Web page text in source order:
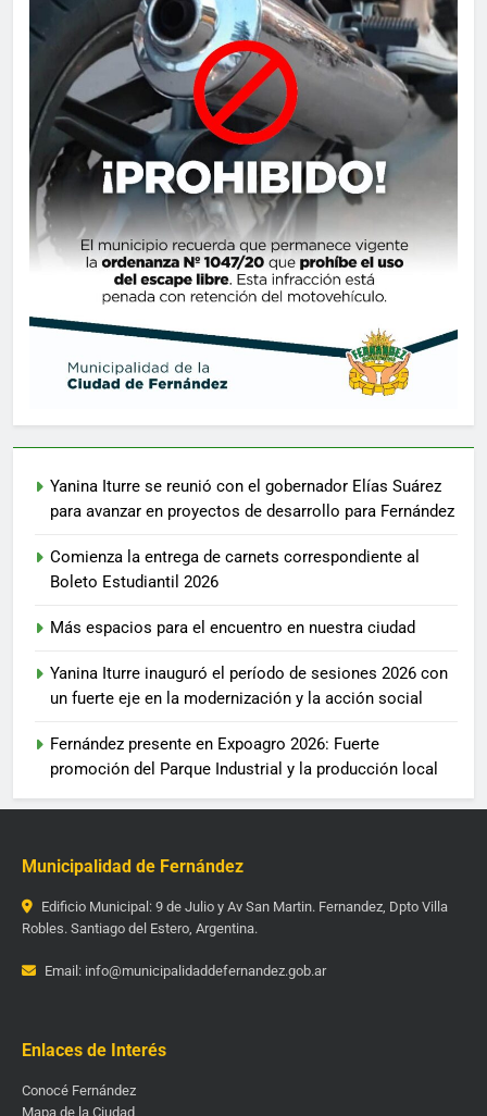
Yanina Iturre se reunió con el gobernador Elías Suárez
para avanzar en proyectos de desarrollo para Fernández
Comienza la entrega de carnets correspondiente al
Boleto Estudiantil 2026
Más espacios para el encuentro en nuestra ciudad
Yanina Iturre inauguró el período de sesiones 2026 con
un fuerte eje en la modernización y la acción social
Fernández presente en Expoagro 2026: Fuerte
promoción del Parque Industrial y la producción local
Municipalidad de Fernández
Edificio Municipal: 9 de Julio y Av San Martin. Fernandez, Dpto Villa
Robles. Santiago del Estero, Argentina.
Email: info@municipalidaddefernandez.gob.ar
Enlaces de Interés
Conocé Fernández
Mapa de la Ciudad